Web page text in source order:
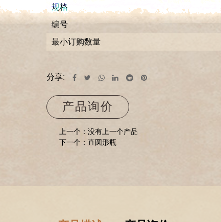
规格
编号
最小订购数量
分享:
产品询价
上一个：没有上一个产品
下一个：直圆形瓶